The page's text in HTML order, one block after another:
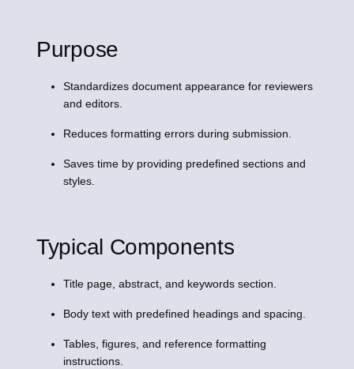
Purpose
Standardizes document appearance for reviewers
and editors.
Reduces formatting errors during submission.
Saves time by providing predefined sections and
styles.
Typical Components
Title page, abstract, and keywords section.
Body text with predefined headings and spacing.
Tables, figures, and reference formatting
instructions.